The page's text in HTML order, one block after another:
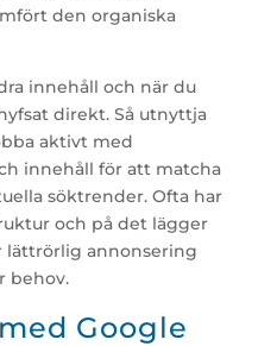
den organiska
innehåll och när du
direkt. Så utnyttja
aktivt med
innehåll för att matcha
söktrender. Ofta har
och på det lägger
lättrörlig annonsering
behov.
Google